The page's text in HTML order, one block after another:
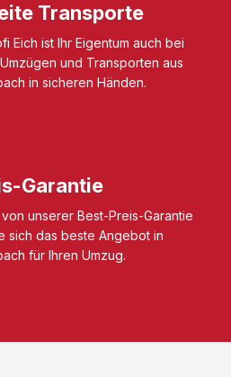
Transporte
Eich ist Ihr Eigentum auch bei
und Transporten aus
in sicheren Händen.
Garantie
unserer Best-Preis-Garantie
sich das beste Angebot in
für Ihren Umzug.